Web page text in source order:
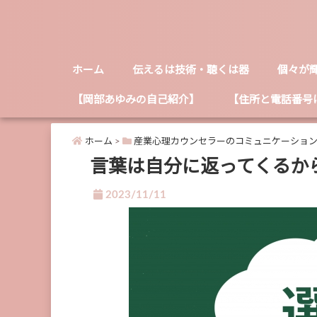
ホーム 伝えるは技術・聴くは器 個々が
【岡部あゆみの自己紹介】 【住所と電話番
ホーム > 産業心理カウンセラーのコミュニケーショ
言葉は自分に返ってくるか
2023/11/11